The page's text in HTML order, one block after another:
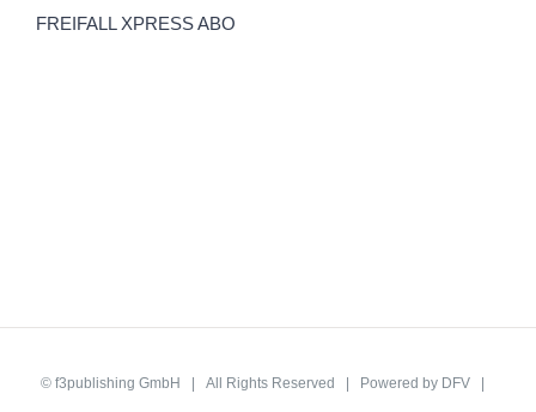
FREIFALL XPRESS ABO
© f3publishing GmbH | All Rights Reserved | Powered by DFV